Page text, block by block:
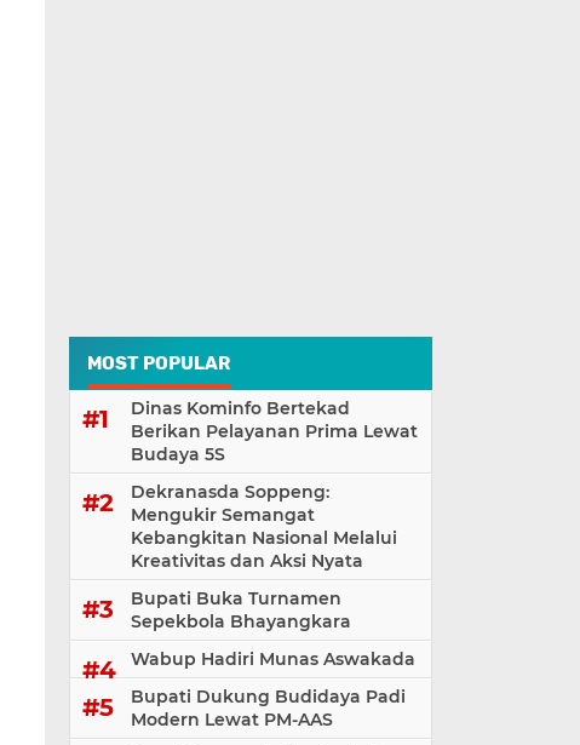
MOST POPULAR
Dinas Kominfo Bertekad
Berikan Pelayanan Prima Lewat
Budaya 5S
Dekranasda Soppeng:
Mengukir Semangat
Kebangkitan Nasional Melalui
Kreativitas dan Aksi Nyata
Bupati Buka Turnamen
Sepekbola Bhayangkara
Wabup Hadiri Munas Aswakada
Bupati Dukung Budidaya Padi
Modern Lewat PM-AAS